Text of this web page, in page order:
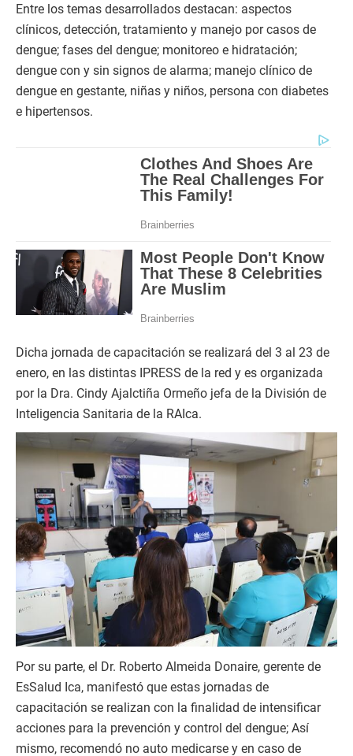
Entre los temas desarrollados destacan: aspectos
clínicos, detección, tratamiento y manejo por casos de
dengue; fases del dengue; monitoreo e hidratación;
dengue con y sin signos de alarma; manejo clínico de
dengue en gestante, niñas y niños, persona con diabetes
e hipertensos.
Dicha jornada de capacitación se realizará del 3 al 23 de
enero, en las distintas IPRESS de la red y es organizada
por la Dra. Cindy Ajalctiña Ormeño jefa de la División de
Inteligencia Sanitaria de la RAIca.
Por su parte, el Dr. Roberto Almeida Donaire, gerente de
EsSalud Ica, manifestó que estas jornadas de
capacitación se realizan con la finalidad de intensificar
acciones para la prevención y control del dengue; Así
mismo, recomendó no auto medicarse y en caso de